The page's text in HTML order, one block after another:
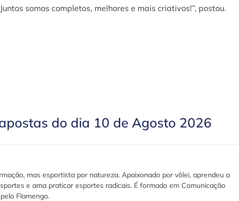
somos completos, melhores e mais criativos!”, postou.
do dia 10 de Agosto 2026
mas esportista por natureza. Apaixonado por vôlei, aprendeu a
e ama praticar esportes radicais. É formado em Comunicação
Flamengo.